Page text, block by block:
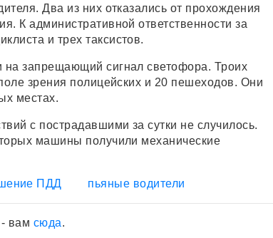
Два из них отказались от прохождения
К административной ответственности за
и трех таксистов.
на запрещающий сигнал светофора. Троих
зрения полицейских и 20 пешеходов. Они
местах.
с пострадавшими за сутки не случилось.
машины получили механические
ПДД пьяные водители
вам сюда.